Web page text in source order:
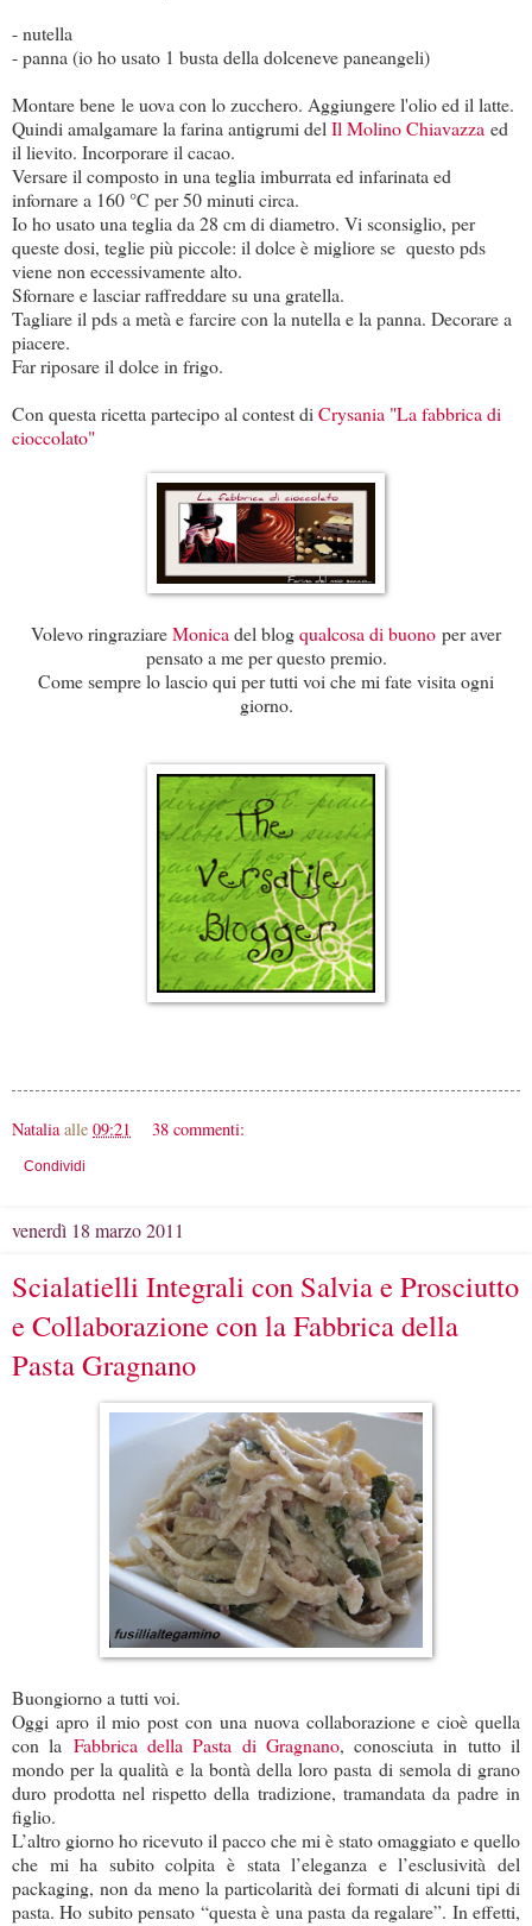
- nutella
- panna (io ho usato 1 busta della dolceneve paneangeli)
Montare bene le uova con lo zucchero. Aggiungere l'olio ed il latte.
Quindi amalgamare la farina antigrumi delIl Molino Chiavazza ed
il lievito. Incorporare il cacao.
Versare il composto in una teglia imburrata ed infarinata ed
infornare a 160 °C per 50 minuti circa.
Io ho usato una teglia da 28 cm di diametro. Vi sconsiglio, per
queste dosi, teglie più piccole: il dolce è migliore se questo pds
viene non eccessivamente alto.
Sfornare e lasciar raffreddare su una gratella.
Tagliare il pds a metà e farcire con la nutella e la panna. Decorare a
piacere.
Far riposare il dolce in frigo.
Con questa ricetta partecipo al contest diCrysania "La fabbrica di
cioccolato"
Volevo ringraziareMonicadel blogqualcosa di buono per aver
pensato a me per questo premio.
Come sempre lo lascio qui per tutti voi che mi fate visita ogni
giorno.
Natalia alle 09:21 38 commenti:
Condividi
venerdì 18 marzo 2011
Scialatielli Integrali con Salvia e Prosciutto
e Collaborazione con la Fabbrica della
Pasta Gragnano
Buongiorno a tutti voi.
Oggi apro il mio post con una nuova collaborazione e cioè quella
conla Fabbrica della Pasta di Gragnano, conosciuta in tutto il
mondo per la qualità e la bontà della loro pasta di semola di grano
duro prodotta nel rispetto della tradizione, tramandata da padre in
figlio.
L’altro giorno ho ricevuto il pacco che mi è stato omaggiato e quello
che mi ha subito colpita è stata l’eleganza e l’esclusività del
packaging, non da meno la particolarità dei formati di alcuni tipi di
pasta. Ho subito pensato “questa è una pasta da regalare”. In effetti,